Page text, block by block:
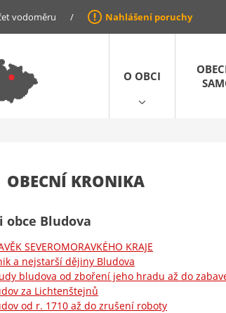
vodoměru / Nahlášení poruchy
O OBCI
OBECNÍ KRONIKA
obce Bludova
SEVEROMORAVKÉHO KRAJE
a nejstarší dějiny Bludova
bludova od zboření jeho hradu až do
za Lichtenštejnů
od r. 1710 až do zrušení roboty